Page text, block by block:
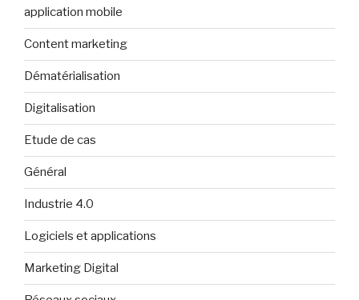
application mobile
Content marketing
Dématérialisation
Digitalisation
Etude de cas
Général
Industrie 4.0
Logiciels et applications
Marketing Digital